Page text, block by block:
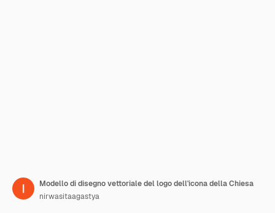
Modello di disegno vettoriale del logo dell'icona della Chiesa
nirwasitaagastya